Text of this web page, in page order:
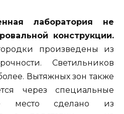
лаборатория не
конструкции.
произведены из
Светильников
Вытяжных зон также
через специальные
место сделано из